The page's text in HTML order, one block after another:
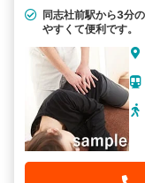
同志社前駅から3分
やすくて便利です。